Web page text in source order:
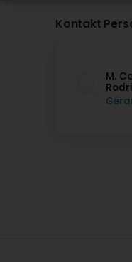
Kontakt
M.